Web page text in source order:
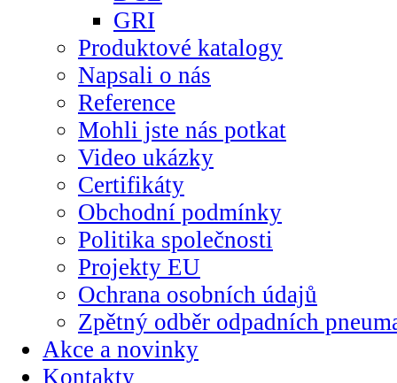
GRI
Produktové katalogy
Napsali o nás
Reference
Mohli jste nás potkat
Video ukázky
Certifikáty
Obchodní podmínky
Politika společnosti
Projekty EU
Ochrana osobních údajů
Zpětný odběr odpadních
Akce a novinky
Kontakty